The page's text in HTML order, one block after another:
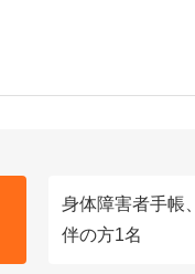
身体障害者手帳
伴の方1名